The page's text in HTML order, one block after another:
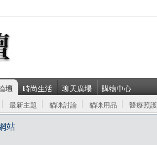
壇 時尚生活 聊天廣場 購物中心
最新主題 貓咪討論 貓咪用品 醫療照護
站